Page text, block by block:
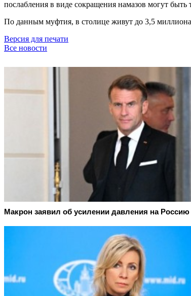
послабления в виде сокращения намазов могут быть
По данным муфтия, в столице живут до 3,5
Версия для печати
Все новости
Макрон заявил об усилении давления на Россию